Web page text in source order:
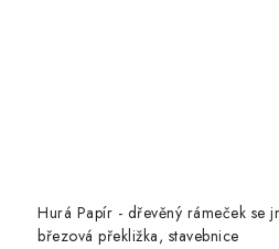
Hurá Papír - dřevěný rámeček se
březová překližka, stavebnice